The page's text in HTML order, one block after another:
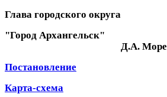
Глава городского округа
"Город Архангельск"
Д.А.
Постановление
Карта-схема